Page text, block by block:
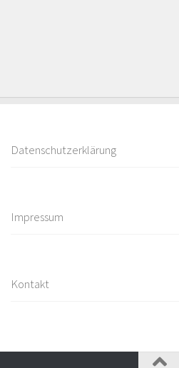
Datenschutzerklärung
Impressum
Kontakt